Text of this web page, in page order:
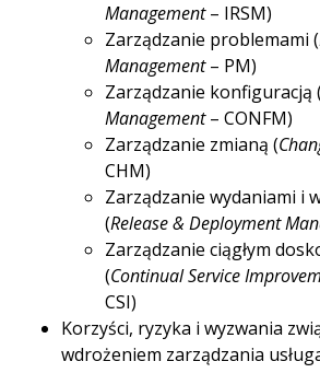
Management– IRSM)
Zarządzanie problemami (
Management– PM)
Zarządzanie konfiguracją
Management– CONFM)
Zarządzanie zmianą (
CHM)
Zarządzanie wydaniami i
(Release & Deployment
Zarządzanie ciągłym
(Continual Service
CSI)
Korzyści, ryzyka i wyzwania
wdrożeniem zarządzania